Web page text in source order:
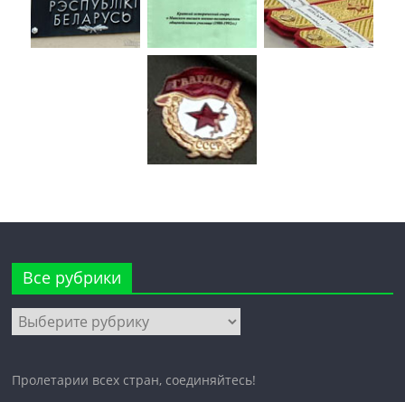
Все рубрики
Все
рубрики
Пролетарии всех стран, соединяйтесь!